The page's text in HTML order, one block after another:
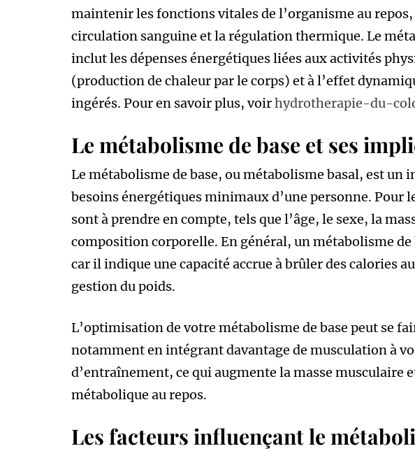
maintenir les fonctions vitales de l’organisme au
circulation sanguine et la régulation thermique. Le
inclut les dépenses énergétiques liées aux activités
(production de chaleur par le corps) et à l’effet
ingérés. Pour en savoir plus, voirhydrotherapie-du-
Le métabolisme de base et ses
Le métabolisme de base, ou métabolisme basal, est un
besoins énergétiques minimaux d’une personne. Pour
sont à prendre en compte, tels que l’âge, le sexe, la
composition corporelle. En général, un métabolisme de
car il indique une capacité accrue à brûler des calories
gestion du poids.
L’optimisation de votre métabolisme de base peut se
notamment en intégrant davantage de musculation à
d’entraînement, ce qui augmente la masse musculaire
métabolique au repos.
Les facteurs influençant le